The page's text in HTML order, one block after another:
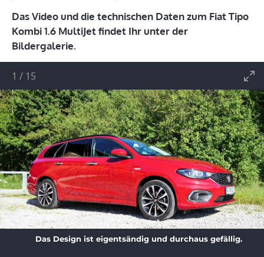
Das Video und die technischen Daten zum Fiat Tipo
Kombi 1.6 MultiJet findet Ihr unter der
Bildergalerie.
Das Design ist eigentsändig und durchaus gefällig.
1 / 15